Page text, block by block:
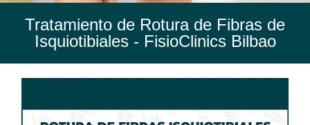
Tratamiento de Rotura de Fibras de
Isquiotibiales- FisioClinics Bilbao
Rotura
de